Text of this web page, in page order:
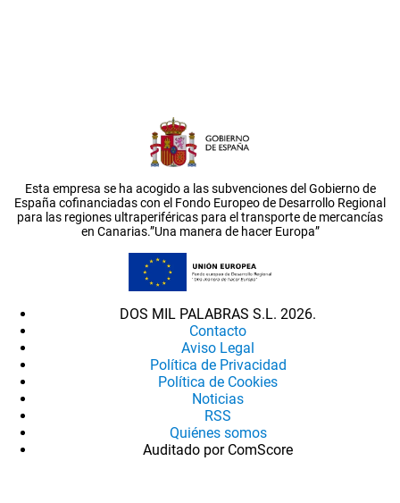
Esta empresa se ha acogido a las subvenciones del Gobierno de
España cofinanciadas con el Fondo Europeo de Desarrollo Regional
para las regiones ultraperiféricas para el transporte de mercancías
en Canarias.”Una manera de hacer Europa”
DOS MIL PALABRAS S.L. 2026.
Contacto
Aviso Legal
Política de Privacidad
Política de Cookies
Noticias
RSS
Quiénes somos
Auditado por ComScore